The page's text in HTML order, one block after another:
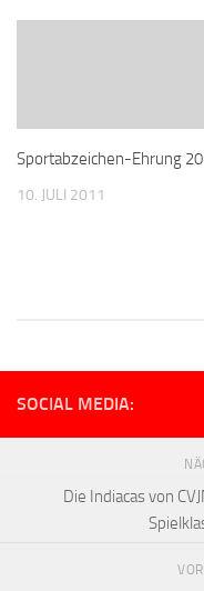
Sportabzeichen-Ehrung
10. JULI 2011
SOCIAL MEDIA:
Die Indiacas von